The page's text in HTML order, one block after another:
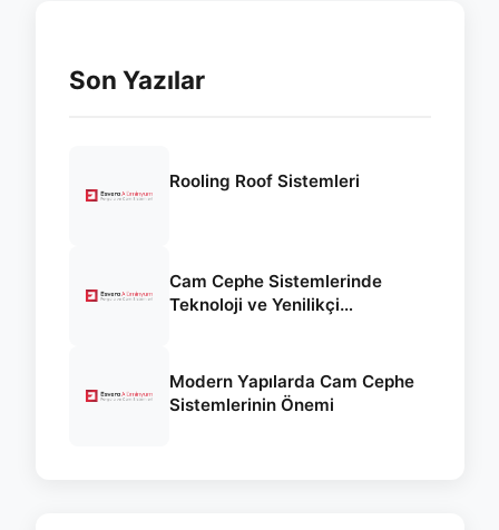
Son Yazılar
Rooling Roof Sistemleri
Cam Cephe Sistemlerinde
Teknoloji ve Yenilikçi
Modern Yapılarda Cam Cephe
Sistemlerinin Önemi